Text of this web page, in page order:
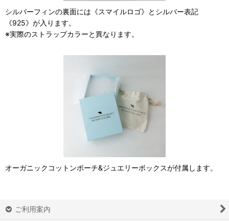
シルバーフィンの裏面には《スマイルロゴ》とシルバー表記
《925》が入ります。
※実際のストラップカラーと異なります。
オーガニックコットンポーチ&ジュエリーボックスが付属します。
ご利用案内